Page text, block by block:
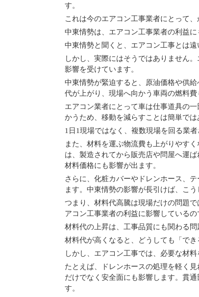
す。
これは今のエアコン工事業者にとって
中東情勢は、エアコン工事業者の利益
中東情勢と聞くと、エアコン工事とは遠
しかし、実際にはそうではありません
影響を受けています。
中東情勢が緊迫すると、原油価格や供
代が上がり、現場へ向かう車両の燃料費
エアコン業者にとって車は仕事道具の
かうため、移動を減らすことは簡単では
1日1現場ではなく、複数現場を回る業
また、材料を運ぶ物流費も上がりやす
は、製造されてから販売店や問屋へ運
材料価格にも影響が出ます。
さらに、化粧カバーやドレンホース、
ます。中東情勢の影響が長引けば、こ
つまり、材料代高騰は現場だけの問題
アコン工事業者の利益に影響しているの
材料代の上昇は、工事品質にも関わる問
材料代が高くなると、どうしても「で
しかし、エアコン工事では、必要な材
たとえば、ドレンホースの処理を軽く
だけでなく安全面にも影響します。貫
す。